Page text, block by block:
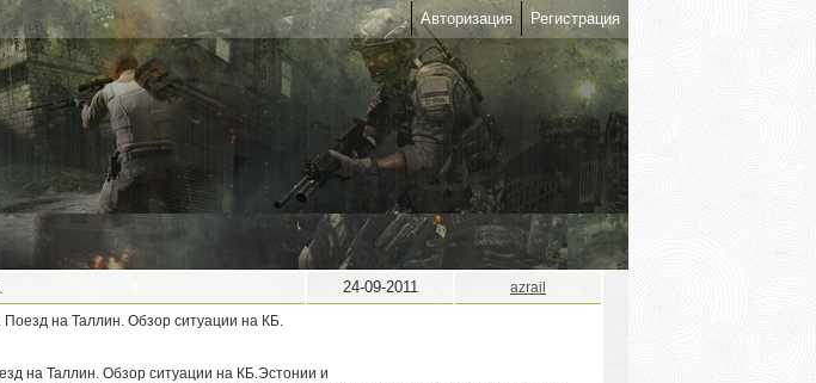
Авторизация Регистрация
24-09-2011 azrail
Эстонии и